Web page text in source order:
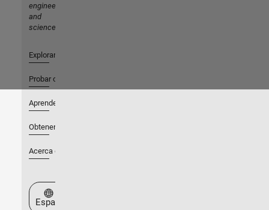
engineering
and
science
Explorar productos
Probar o comprar
Aprender a utilizar
Obtener soporte
Acerca de MathWorks
Seleccione un país/idioma
España